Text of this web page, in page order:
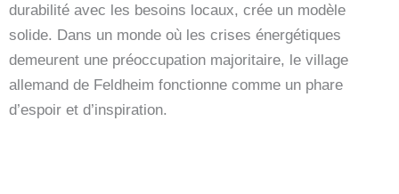
durabilité avec les besoins locaux, crée un modèle
solide. Dans un monde où les crises énergétiques
demeurent une préoccupation majoritaire, le village
allemand de Feldheim fonctionne comme un phare
d’espoir et d’inspiration.